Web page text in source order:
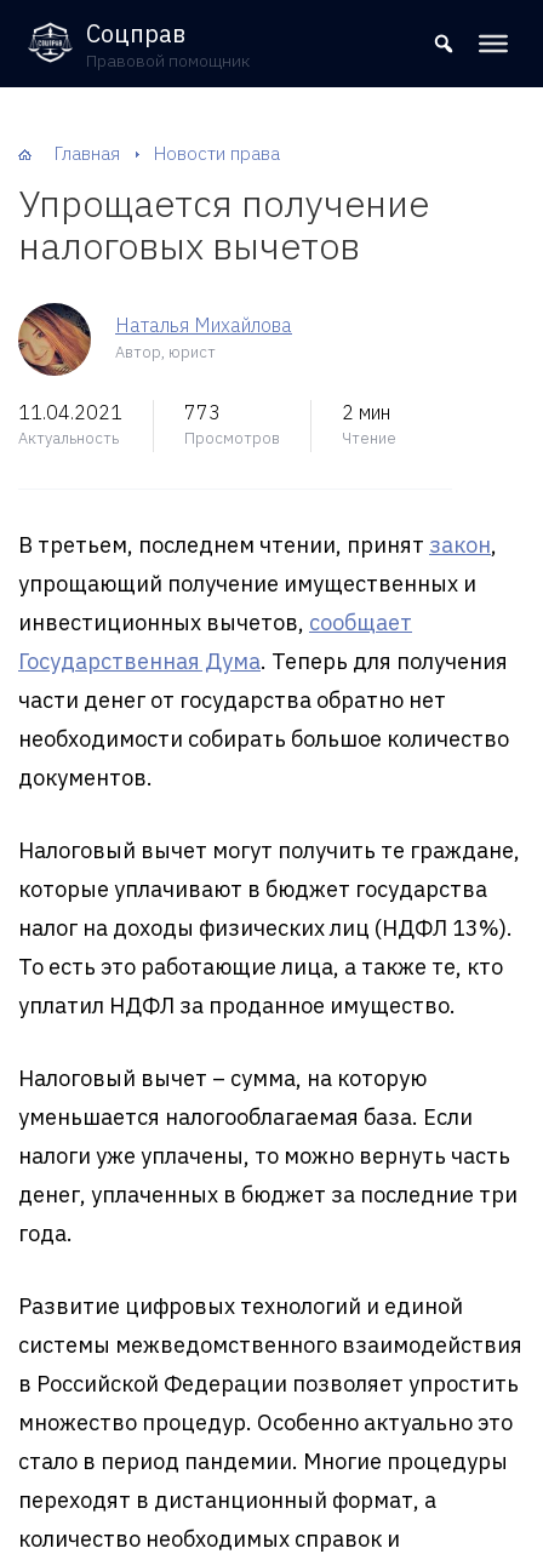
8 (800) 302-09-37
Соцправ
Правовой помощник
Главная Новости права
Упрощается получение
налоговых вычетов
Наталья Михайлова
Автор, юрист
11.04.2021
Актуальность
773
Просмотров
2 мин
Чтение
В третьем, последнем чтении, принят закон,
упрощающий получение имущественных и
инвестиционных вычетов, сообщает
Государственная Дума. Теперь для получения
части денег от государства обратно нет
необходимости собирать большое количество
документов.
Налоговый вычет могут получить те граждане,
которые уплачивают в бюджет государства
налог на доходы физических лиц (НДФЛ 13%).
То есть это работающие лица, а также те, кто
уплатил НДФЛ за проданное имущество.
Налоговый вычет – сумма, на которую
уменьшается налогооблагаемая база. Если
налоги уже уплачены, то можно вернуть часть
денег, уплаченных в бюджет за последние три
года.
Развитие цифровых технологий и единой
системы межведомственного взаимодействия
в Российской Федерации позволяет упростить
множество процедур. Особенно актуально это
стало в период пандемии. Многие процедуры
переходят в дистанционный формат, а
количество необходимых справок и